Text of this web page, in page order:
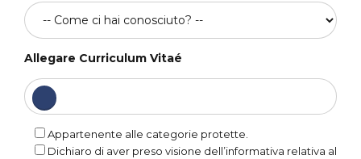
Allegare Curriculum Vitaé
Appartenente alle categorie protette.
Dichiaro di aver preso visione dell’informativa relativa al